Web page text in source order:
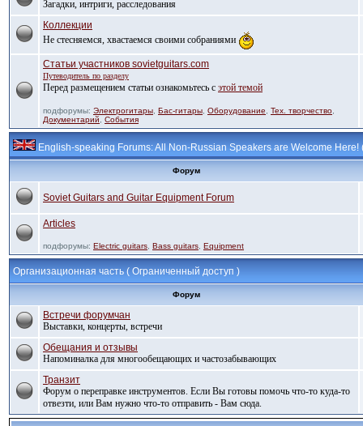
Загадки, интриги, расследования
Коллекции
Не стесняемся, хвастаемся своими собраниями
Статьи участников sovietguitars.com
Путеводитель по разделу
Перед размещением статьи ознакомьтесь с этой темой
подфорумы: Электрогитары Бас-гитары Оборудование Тех. творчество
Документарий
События
English-speaking Forums: All Non-Russian Speakers are Welcome
Форум
Soviet Guitars and Guitar Equipment Forum
Articles
подфорумы: Electric guitars Bass guitars Equipment
Организационная часть ( Ограниченный доступ )
Форум
Встречи форумчан
Выставки, концерты, встречи
Обещания и отзывы
Напоминалка для многообещающих и частозабывающих
Транзит
Форум о переправке инструментов. Если Вы готовы помочь что-то куда-то
отвезти, или Вам нужно что-то отправить - Вам сюда.